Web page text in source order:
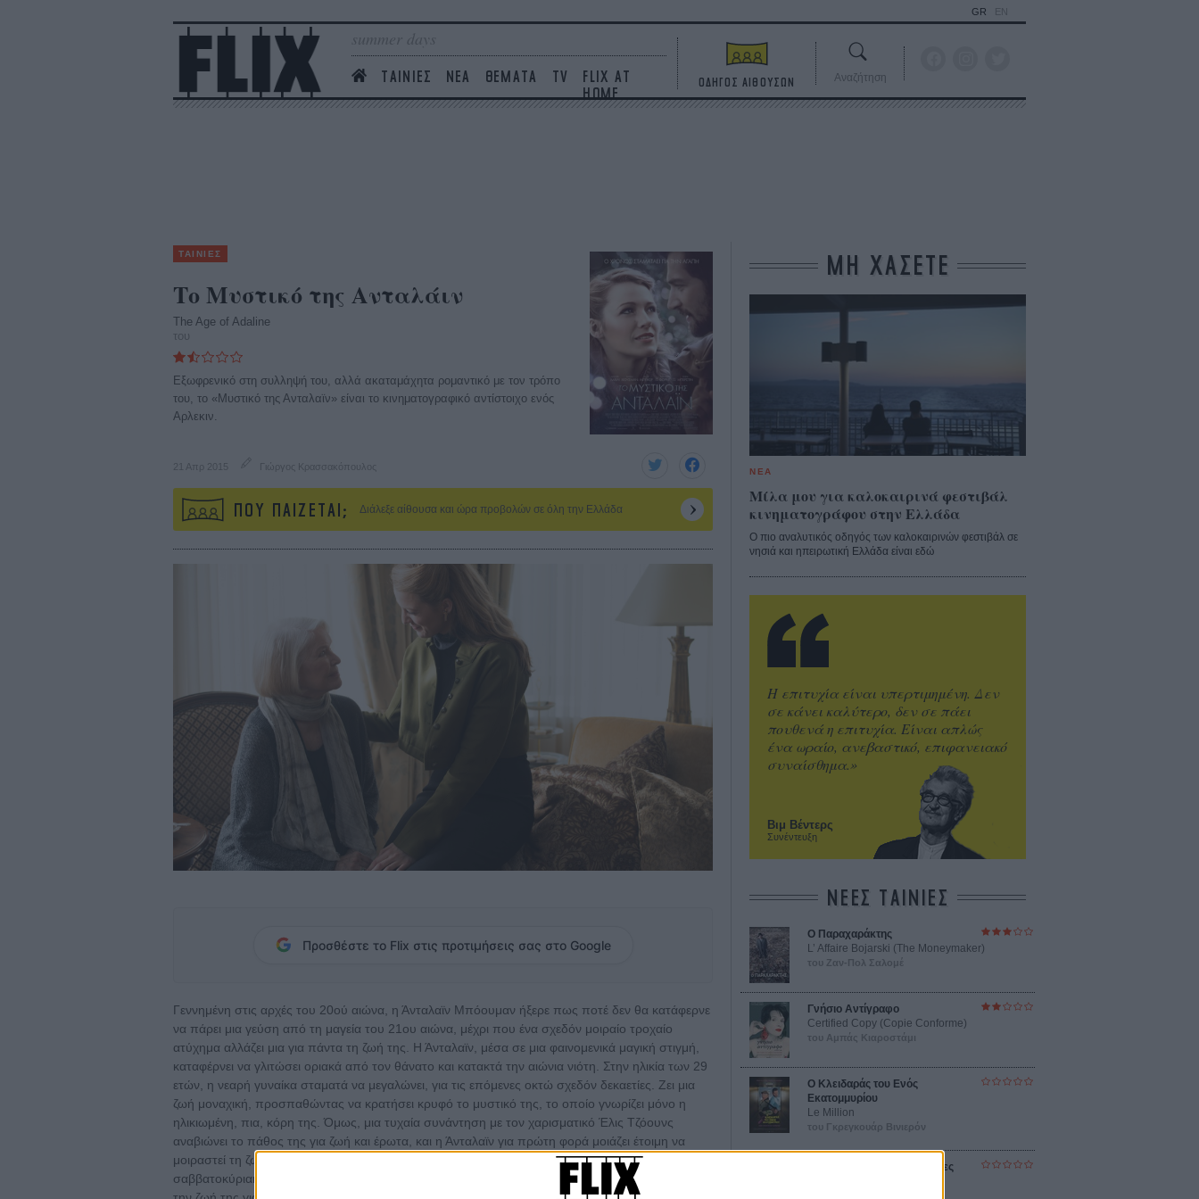
summer days
ΤΑΙΝΙΕΣ ΝΕΑ ΘΕΜΑΤΑ TV
FLIX AT
HOME
GR EN
ΟΔΗΓΟΣ ΑΙΘΟΥΣΩΝ Αναζήτηση
ΤΑΙΝΙΕΣ
Το Μυστικό της Ανταλάιν
The Age of Adaline
του
Εξωφρενικό στη συλληψή του, αλλά ακαταμάχητα ρομαντικό με τον τρόπο
του, το «Μυστικό της Ανταλαϊν» είναι το κινηματογραφικό αντίστοιχο ενός
Αρλεκιν.
21 Απρ 2015 Γιώργος Κρασσακόπουλος
ΠΟΥ ΠΑΙΖΕΤΑΙ; Διάλεξε αίθουσα και ώρα προβολών σε όλη την Ελλάδα
Προσθέστε το Flix στις προτιμήσεις σας στο Google
Γεννημένη στις αρχές του 20ού αιώνα, η Άνταλαϊν Μπόουμαν ήξερε πως ποτέ δεν θα κατάφερνε
να πάρει μια γεύση από τη μαγεία του 21ου αιώνα, μέχρι που ένα σχεδόν μοιραίο τροχαίο
ατύχημα αλλάζει μια για πάντα τη ζωή της. Η Άνταλαϊν, μέσα σε μια φαινομενικά μαγική στιγμή,
καταφέρνει να γλιτώσει οριακά από τον θάνατο και κατακτά την αιώνια νιότη. Στην ηλικία των 29
ετών, η νεαρή γυναίκα σταματά να μεγαλώνει, για τις επόμενες οκτώ σχεδόν δεκαετίες. Ζει μια
ζωή μοναχική, προσπαθώντας να κρατήσει κρυφό το μυστικό της, το οποίο γνωρίζει μόνο η
ηλικιωμένη, πια, κόρη της. Όμως, μια τυχαία συνάντηση με τον χαρισματικό Έλις Τζόουνς
αναβιώνει το πάθος της για ζωή και έρωτα, και η Άνταλαϊν για πρώτη φορά μοιάζει έτοιμη να
μοιραστεί τη ζωή της με κάποιον. Όταν το μυστικό της κινδυνεύει κατά τη διάρκεια ενός
σαββατοκύριακου στο σπίτι των γονιών του, η Άνταλαϊν παίρνει μια απόφαση που θα αλλάξει
ΜΗ ΧΑΣΕΤΕ
ΝΕΑ
Μίλα μου για καλοκαιρινά φεστιβάλ
κινηματογράφου στην Ελλάδα
Ο πιο αναλυτικός οδηγός των καλοκαιρινών φεστιβάλ σε
νησιά και ηπειρωτική Ελλάδα είναι εδώ
Βιμ Βέντερς
Συνέντευξη
Η επιτυχία είναι υπερτιμημένη. Δεν
σε κάνει καλύτερο, δεν σε πάει
πουθενά η επιτυχία. Είναι απλώς
ένα ωραίο, ανεβαστικό, επιφανειακό
συναίσθημα.»
ΝΕΕΣ ΤΑΙΝΙΕΣ
Ο Παραχαράκτης
L’ Affaire Bojarski (The Moneymaker)
του Ζαν-Πολ Σαλομέ
Γνήσιο Αντίγραφο
Certified Copy (Copie Conforme)
του Αμπάς Κιαροστάμι
Ο Κλειδαράς του Ενός
Εκατομμυρίου
Le Million
του Γκρεγκουάρ Βινιερόν
Αυτό που Ξέρουν οι Γυναίκες